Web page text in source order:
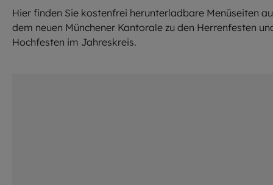
Hier finden Sie kostenfrei herunterladbare Menüseiten
dem neuen Münchener Kantorale zu den Herrenfesten
Hochfesten im Jahreskreis.